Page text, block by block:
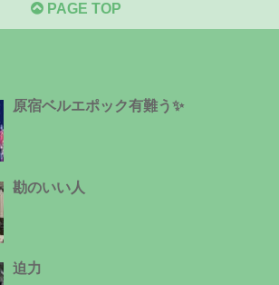
PAGE TOP
原宿ベルエポック有難う✨
勘のいい人
迫力